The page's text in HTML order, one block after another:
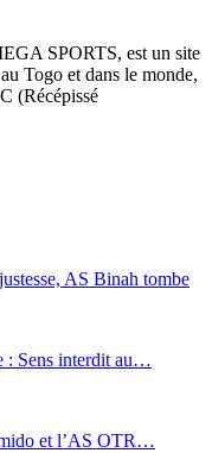
SPORTS, est un site
Togo et dans le monde,
(Récépissé
AS Binah tombe
: Sens interdit au…
et l’AS OTR…